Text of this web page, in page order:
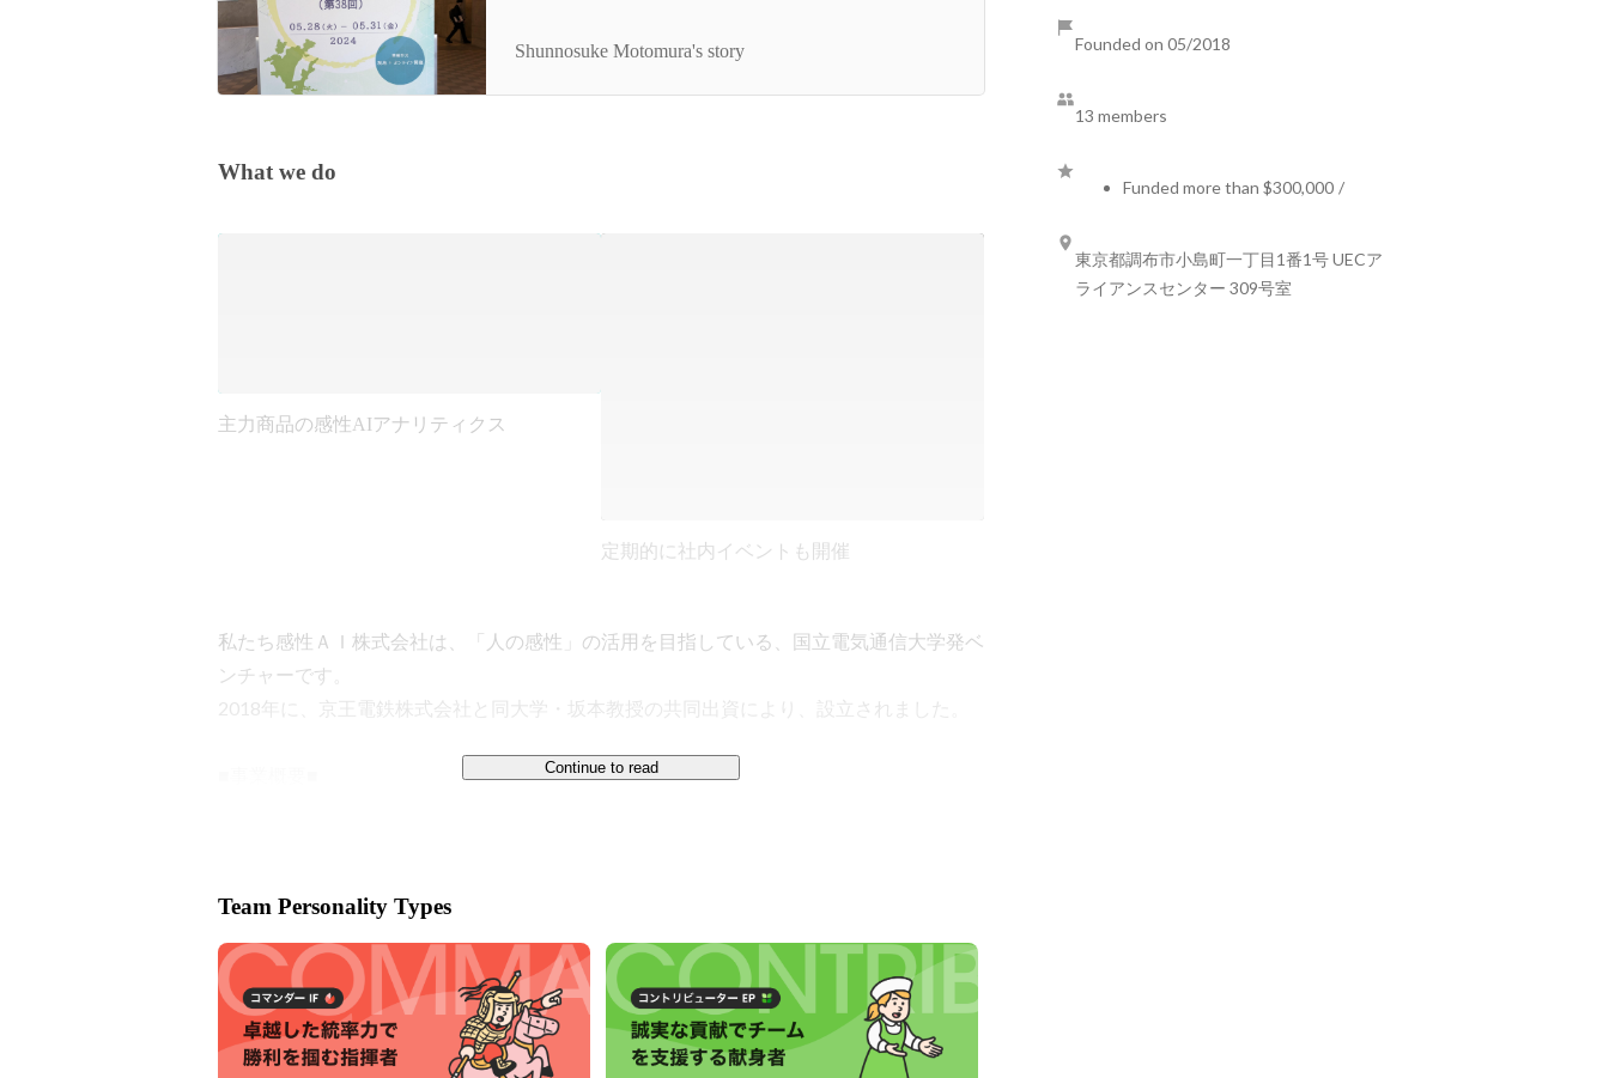
回)に出展しました！
Shunnosuke Motomura's story
What we do
主力商品の感性AIアナリティクス
定期的に社内イベントも開催
私たち感性ＡＩ株式会社は、「人の感性」の活用を目指している、国立電気通信大学発ベ
ンチャーです。
2018年に、京王電鉄株式会社と同大学・坂本教授の共同出資により、設立されました。
・感性を可視化するAI技術を用いて課題解決を図る、企業向けコンサルティング
・業界/産業内で共通した企業課題に対する、自社サービスの開発、提供
▍サービスラインナップ
Continue to read
Team Personality Types
Founded on 05/2018
13 members
Funded more than $300,000 /
東京都調布市小島町一丁目1番1号 UECア
ライアンスセンター 309号室